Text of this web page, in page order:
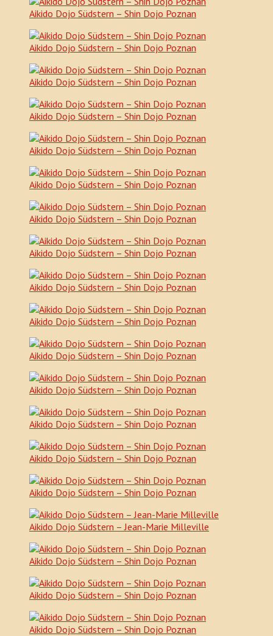
Aikido Dojo Südstern – Shin Dojo Poznan
Aikido Dojo Südstern – Shin Dojo Poznan
Aikido Dojo Südstern – Shin Dojo Poznan
Aikido Dojo Südstern – Shin Dojo Poznan
Aikido Dojo Südstern – Shin Dojo Poznan
Aikido Dojo Südstern – Shin Dojo Poznan
Aikido Dojo Südstern – Shin Dojo Poznan
Aikido Dojo Südstern – Shin Dojo Poznan
Aikido Dojo Südstern – Shin Dojo Poznan
Aikido Dojo Südstern – Shin Dojo Poznan
Aikido Dojo Südstern – Shin Dojo Poznan
Aikido Dojo Südstern – Shin Dojo Poznan
Aikido Dojo Südstern – Shin Dojo Poznan
Aikido Dojo Südstern – Shin Dojo Poznan
Aikido Dojo Südstern – Shin Dojo Poznan
Aikido Dojo Südstern – Jean-Marie Milleville
Aikido Dojo Südstern – Shin Dojo Poznan
Aikido Dojo Südstern – Shin Dojo Poznan
Aikido Dojo Südstern – Shin Dojo Poznan